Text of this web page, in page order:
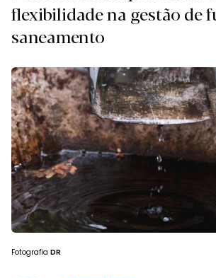
flexibilidade na gestão de
saneamento
Fotografia DR